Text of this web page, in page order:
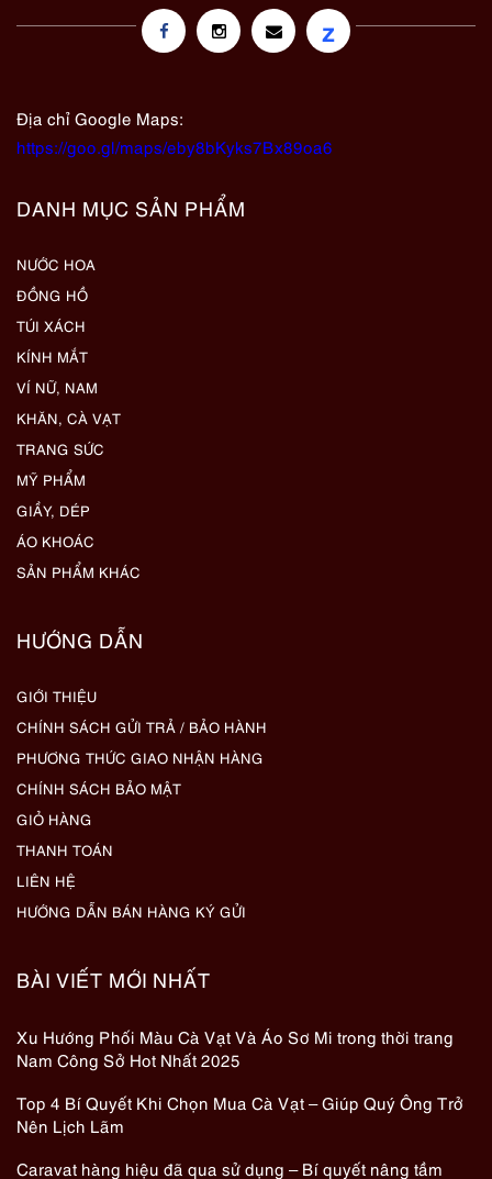
z
Địa chỉ Google Maps:
https://goo.gl/maps/eby8bKyks7Bx89oa6
DANH MỤC SẢN PHẨM
NƯỚC HOA
ĐỒNG HỒ
TÚI XÁCH
KÍNH MẮT
VÍ NỮ, NAM
KHĂN, CÀ VẠT
TRANG SỨC
MỸ PHẨM
GIẦY, DÉP
ÁO KHOÁC
SẢN PHẨM KHÁC
HƯỚNG DẪN
GIỚI THIỆU
CHÍNH SÁCH GỬI TRẢ / BẢO HÀNH
PHƯƠNG THỨC GIAO NHẬN HÀNG
CHÍNH SÁCH BẢO MẬT
GIỎ HÀNG
THANH TOÁN
LIÊN HỆ
HƯỚNG DẪN BÁN HÀNG KÝ GỬI
BÀI VIẾT MỚI NHẤT
Xu Hướng Phối Màu Cà Vạt Và Áo Sơ Mi trong thời trang
Nam Công Sở Hot Nhất 2025
Top 4 Bí Quyết Khi Chọn Mua Cà Vạt – Giúp Quý Ông Trở
Nên Lịch Lãm
Caravat hàng hiệu đã qua sử dụng – Bí quyết nâng tầm